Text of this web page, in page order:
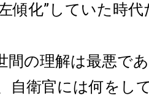
傾化”していた時代
間の理解は最悪で
自衛官には何をし